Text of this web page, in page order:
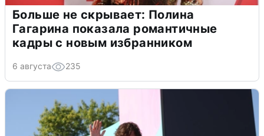
Больше не скрывает: Полина
Гагарина показала романтичные
кадры с новым избранником
6 августа 235